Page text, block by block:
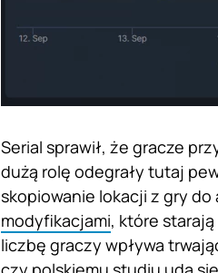
Serial sprawił, że gracze
dużą rolę odegrały tutaj
skopiowanie lokacji z gry
modyfikacjami, które
liczbę graczy wpływa